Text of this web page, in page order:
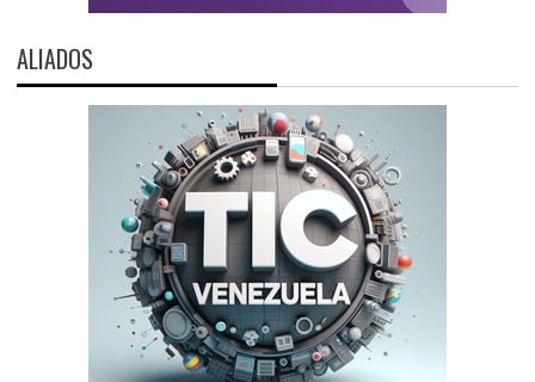
ALIADOS